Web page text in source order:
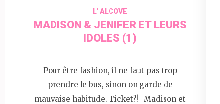
L' ALCOVE
MADISON & JENIFER ET LEURS
IDOLES (1)
Pour être fashion, il ne faut pas trop
prendre le bus, sinon on garde de
mauvaise habitude. Ticket?! Madison et